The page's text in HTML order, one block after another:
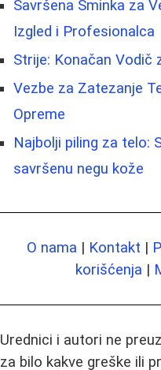
Savršena Šminka za
Izgled i Profesionalca
Strije: Konačan Vodič
Vezbe za Zatezanje
Opreme
Najbolji piling za telo:
savršenu negu kože
O nama | Kontakt |
korišćenja |
Urednici i autori ne
za bilo kakve greške ili